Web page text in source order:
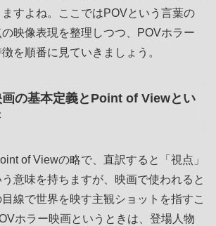
すよね。ここではPOVという言葉の
映像表現を整理しつつ、POVホラー
を順番に見ていきましょう。
画の基本定義とPoint of Viewとい
of Viewの略で、直訳すると「視点」
意味を持ちますが、映画で使われると
線で世界を映す主観ショットを指すこ
ホラー映画というときは、登場人物